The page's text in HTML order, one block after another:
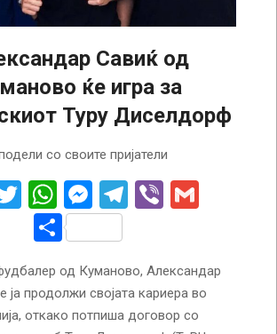
Савиќ од
ќе игра за
Туру Диселдорф
со своите пријатели
Twitter
WhatsApp
Messenger
Telegram
Viber
Share
од Куманово, Александар
ја продолжи својата кариера во
откако потпиша договор со